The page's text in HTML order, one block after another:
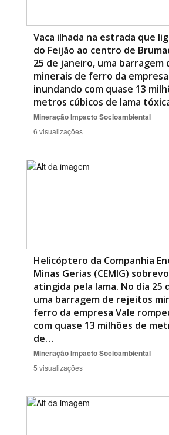
Vaca ilhada na estrada que
do Feijão ao centro de
25 de janeiro, uma
minerais de ferro da
inundando com quase 13
metros cúbicos de lama
MineraçãoImpacto Socioambiental
6 visualizações
Helicóptero da Companhia
Minas Gerias (CEMIG)
atingida pela lama. No dia 25
uma barragem de rejeitos
ferro da empresa Vale
com quase 13 milhões de
de…
MineraçãoImpacto Socioambiental
5 visualizações